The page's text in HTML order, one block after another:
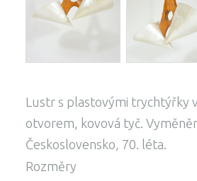
Lustr s plastovými trychtýřky
otvorem, kovová tyč.
Československo, 70. léta.
Rozměry